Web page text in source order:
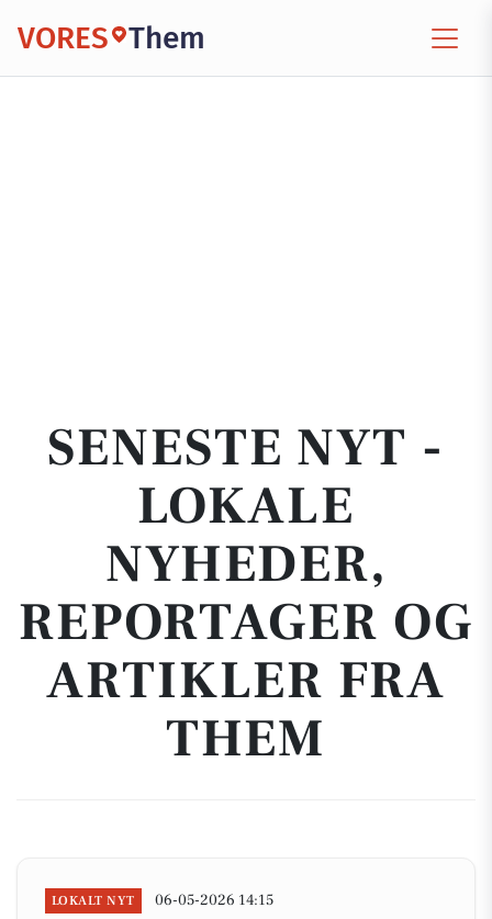
VORES Them
SENESTE NYT -
LOKALE
NYHEDER,
REPORTAGER OG
ARTIKLER FRA
THEM
LOKALT NYT 06-05-2026 14:15